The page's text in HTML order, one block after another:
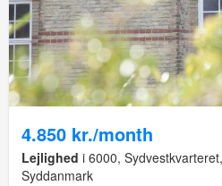
4.850 kr./month
Lejlighed i 6000,
Syddanmark